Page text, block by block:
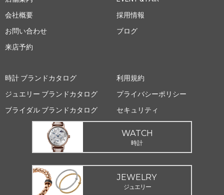
会社概要
お問い合わせ
来店予約
採用情報
ブログ
時計 ブランドカタログ
ジュエリー ブランドカタログ
ブライダル ブランドカタログ
利用規約
プライバシーポリシー
セキュリティ
WATCH
時計
JEWELRY
ジュエリー